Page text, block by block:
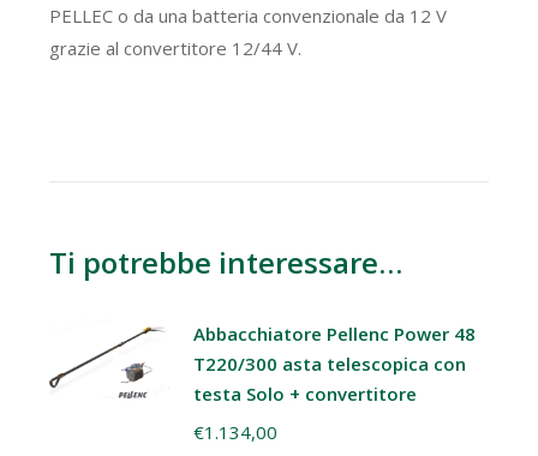
PELLEC o da una batteria convenzionale da 12 V
grazie al convertitore 12/44 V.
Ti potrebbe interessare…
Abbacchiatore Pellenc Power 48
T220/300 asta telescopica con
testa Solo + convertitore
€1.134,00